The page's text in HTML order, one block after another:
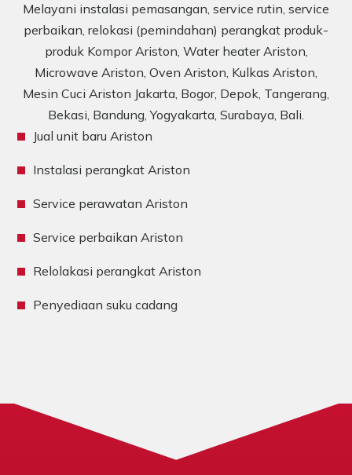
Melayani instalasi pemasangan, service rutin, service
perbaikan, relokasi (pemindahan) perangkat produk-
produk Kompor Ariston, Water heater Ariston,
Microwave Ariston, Oven Ariston, Kulkas Ariston,
Mesin Cuci Ariston Jakarta, Bogor, Depok, Tangerang,
Bekasi, Bandung, Yogyakarta, Surabaya, Bali.
Jual unit baru Ariston
Instalasi perangkat Ariston
Service perawatan Ariston
Service perbaikan Ariston
Relolakasi perangkat Ariston
Penyediaan suku cadang